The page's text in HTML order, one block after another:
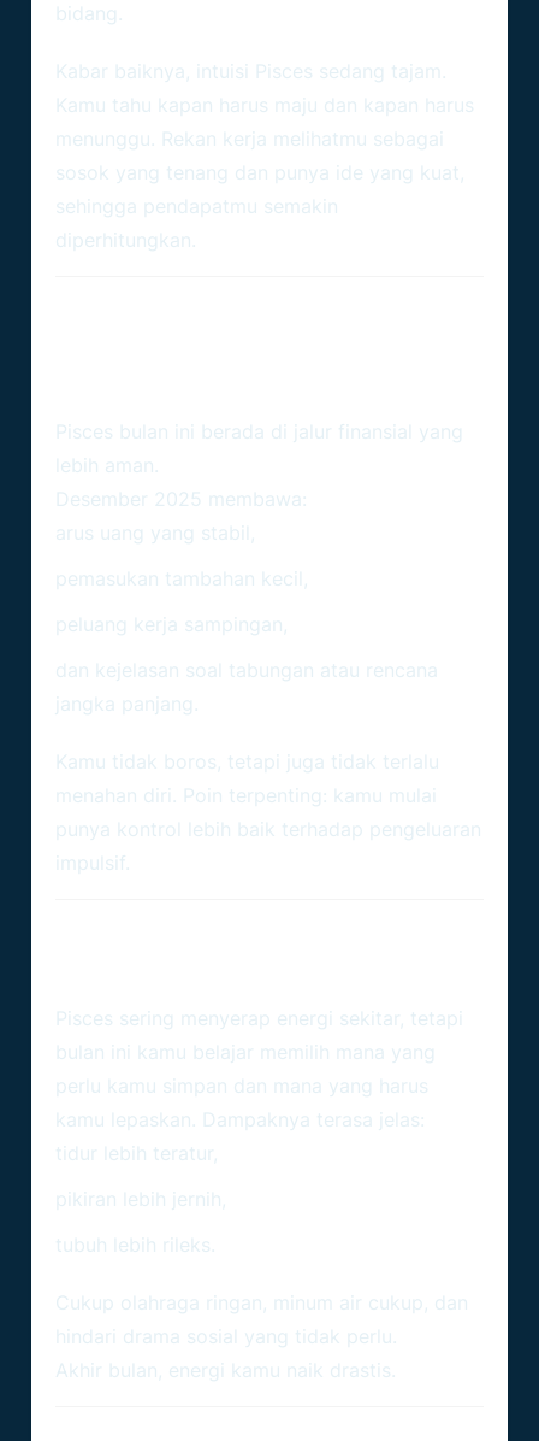
bidang.
Kabar baiknya, intuisi Pisces sedang tajam.
Kamu tahu kapan harus maju dan kapan harus
menunggu. Rekan kerja melihatmu sebagai
sosok yang tenang dan punya ide yang kuat,
sehingga pendapatmu semakin
diperhitungkan.
Pisces bulan ini berada di jalur finansial yang
lebih aman.
Desember 2025 membawa:
arus uang yang stabil,
pemasukan tambahan kecil,
peluang kerja sampingan,
dan kejelasan soal tabungan atau rencana
jangka panjang.
Kamu tidak boros, tetapi juga tidak terlalu
menahan diri. Poin terpenting: kamu mulai
punya kontrol lebih baik terhadap pengeluaran
impulsif.
Pisces sering menyerap energi sekitar, tetapi
bulan ini kamu belajar memilih mana yang
perlu kamu simpan dan mana yang harus
kamu lepaskan. Dampaknya terasa jelas:
tidur lebih teratur,
pikiran lebih jernih,
tubuh lebih rileks.
Cukup olahraga ringan, minum air cukup, dan
hindari drama sosial yang tidak perlu.
Akhir bulan, energi kamu naik drastis.